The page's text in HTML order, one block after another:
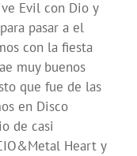
Evil con Dio y
pasar a el
con la fiesta
muy buenos
que fue de las
en Disco
de casi
Heart y